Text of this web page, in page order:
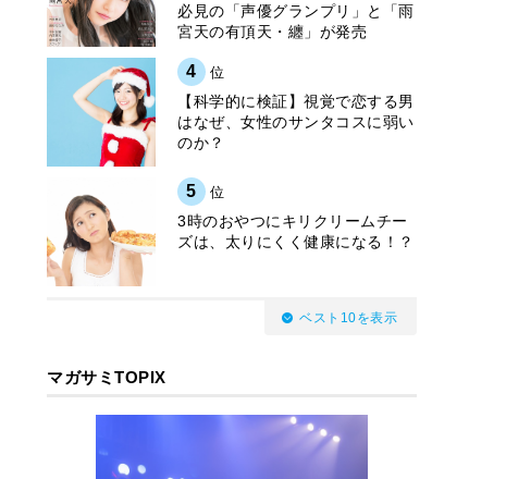
必見の「声優グランプリ」と「雨
宮天の有頂天・纏」が発売
4 位
【科学的に検証】視覚で恋する男
はなぜ、女性のサンタコスに弱い
のか？
5 位
3時のおやつにキリクリームチー
ズは、太りにくく健康になる！？
ベスト10を表示
マガサミTOPIX